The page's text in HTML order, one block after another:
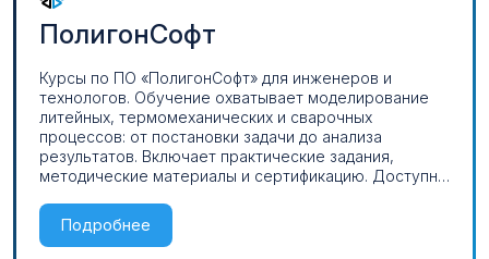
ПолигонСофт
Курсы по ПО «ПолигонСофт» для инженеров и
технологов. Обучение охватывает моделирование
литейных, термомеханических и сварочных
процессов: от постановки задачи до анализа
результатов. Включает практические задания,
методические материалы и сертификацию. Доступны
Подробнее